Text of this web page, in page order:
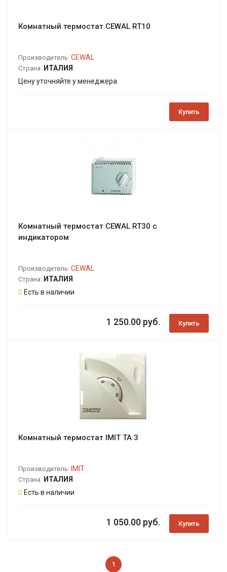
Комнатный термостат CEWAL RT10
Производитель: CEWAL
Страна: ИТАЛИЯ
Цену уточняйте у менеджера
Купить
Комнатный термостат CEWAL RT30 с
индикатором
Производитель: CEWAL
Страна: ИТАЛИЯ
Есть в наличии
1 250.00 руб. Купить
Комнатный термостат IMIT TA 3
Производитель: IMIT
Страна: ИТАЛИЯ
Есть в наличии
1 050.00 руб. Купить
1